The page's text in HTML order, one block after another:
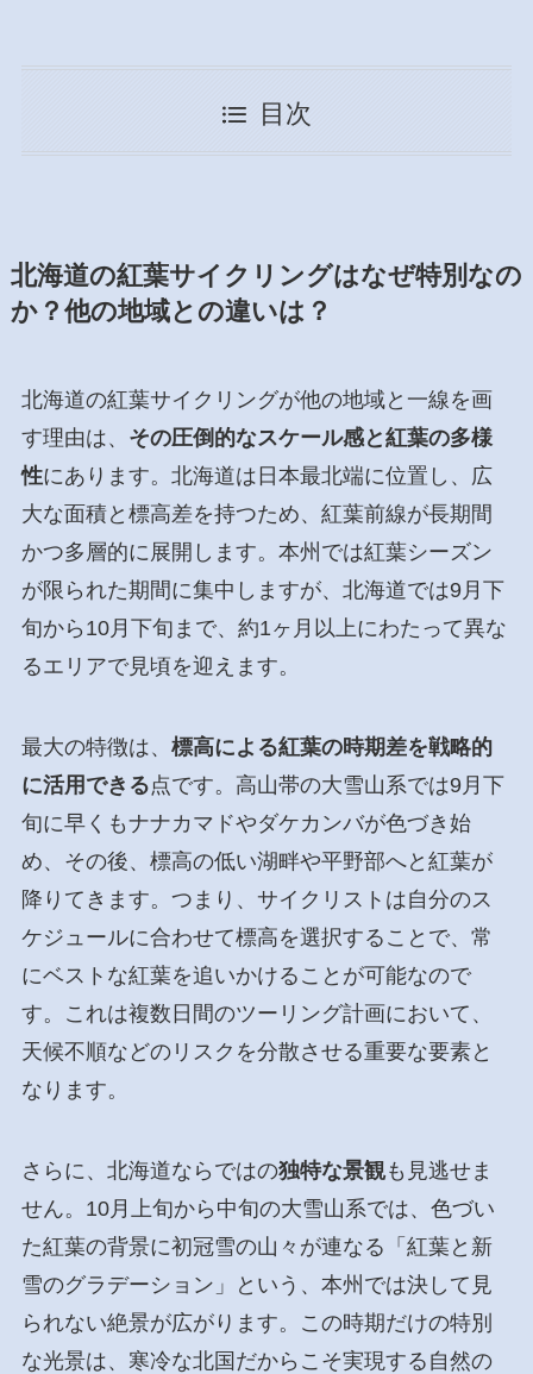
目次
北海道の紅葉サイクリングはなぜ特別なの
か？他の地域との違いは？
北海道の紅葉サイクリングが他の地域と一線を画
す理由は、 その圧倒的なスケール感と紅葉の多様
性にあります。北海道は日本最北端に位置し、広
大な面積と標高差を持つため、紅葉前線が長期間
かつ多層的に展開します。本州では紅葉シーズン
が限られた期間に集中しますが、北海道では9月下
旬から10月下旬まで、約1ヶ月以上にわたって異な
るエリアで見頃を迎えます。
最大の特徴は、 標高による紅葉の時期差を戦略的
に活用できる点です。高山帯の大雪山系では9月下
旬に早くもナナカマドやダケカンバが色づき始
め、その後、標高の低い湖畔や平野部へと紅葉が
降りてきます。つまり、サイクリストは自分のス
ケジュールに合わせて標高を選択することで、常
にベストな紅葉を追いかけることが可能なので
す。これは複数日間のツーリング計画において、
天候不順などのリスクを分散させる重要な要素と
なります。
さらに、北海道ならではの独特な景観も見逃せま
せん。10月上旬から中旬の大雪山系では、色づい
た紅葉の背景に初冠雪の山々が連なる「紅葉と新
雪のグラデーション」という、本州では決して見
られない絶景が広がります。この時期だけの特別
な光景は、寒冷な北国だからこそ実現する自然の